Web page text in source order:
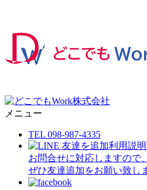
メニュー
TEL 098-987-4335
利用説
お問合せに対応しますので、
ぜひ友達追加をお願い致し